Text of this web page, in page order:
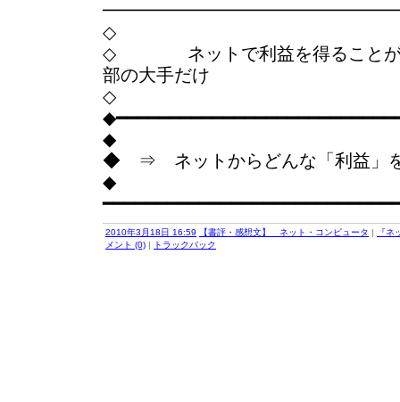
◇
◇ ネットで利益を得ることが
部の大手だけ
◇
◆
◆ ⇒ ネットからどんな「利益」を
◆
2010年3月18日 16:59 【書評・感想文】 ネット・コンピュータ |
『
メント (0) | トラックバック